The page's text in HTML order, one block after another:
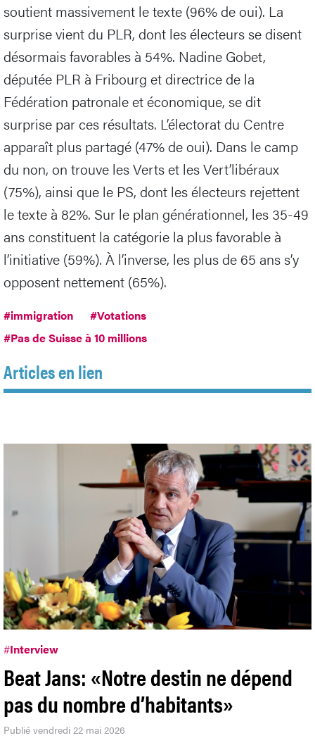
soutient massivement le texte (96% de oui). La
surprise vient du PLR, dont les électeurs se disent
désormais favorables à 54%. Nadine Gobet,
députée PLR à Fribourg et directrice de la
Fédération patronale et économique, se dit
surprise par ces résultats. L’électorat du Centre
apparaît plus partagé (47% de oui). Dans le camp
du non, on trouve les Verts et les Vert’libéraux
(75%), ainsi que le PS, dont les électeurs rejettent
le texte à 82%. Sur le plan générationnel, les 35-49
ans constituent la catégorie la plus favorable à
l’initiative (59%). À l’inverse, les plus de 65 ans s’y
opposent nettement (65%).
#immigration
#Votations
#Pas de Suisse à 10 millions
Articles en lien
#Interview
Beat Jans: «Notre destin ne dépend
pas du nombre d’habitants»
Publié vendredi 22 mai 2026